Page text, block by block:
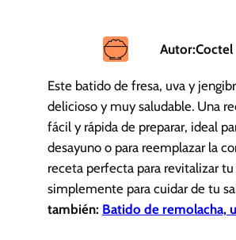
Autor:Coctel
Este batido de fresa, uva y
delicioso y muy saludable. Una
fácil y rápida de preparar, ideal
desayuno o para reemplazar la
receta perfecta para revitalizar
simplemente para cuidar de tu
también: Batido de remolacha,